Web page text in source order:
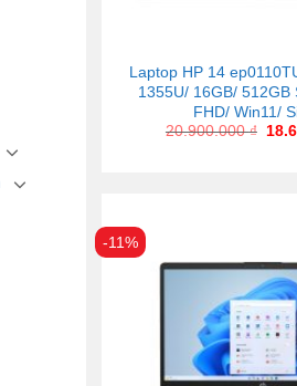
Laptop HP 14
1355U/ 16GB/ 512GB
FHD/ Win11/
20.900.000₫
-11%